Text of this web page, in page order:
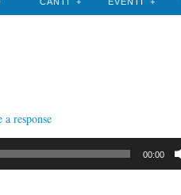
a response
00:00